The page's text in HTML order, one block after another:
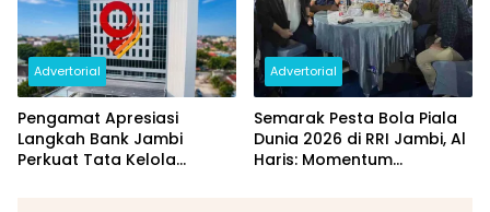
Advertorial
Pengamat Apresiasi
Langkah Bank Jambi
Perkuat Tata Kelola
Advertorial
Semarak Pesta Bola Piala
Dunia 2026 di RRI Jambi, Al
Haris: Momentum